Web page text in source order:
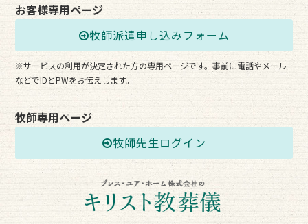
お客様専用ページ
牧師派遣申し込みフォーム
※サービスの利用が決定された方の専用ページです。事前に電話やメール
などでIDとPWをお伝えします。
牧師専用ページ
牧師先生ログイン